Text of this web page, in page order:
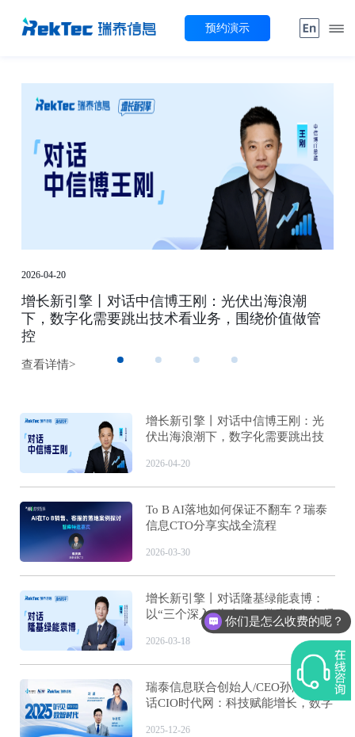
预约演示
2026-04-20
增长新引擎丨对话中信博王刚：光伏出海浪潮
下，数字化需要跳出技术看业务，围绕价值做管
控
查看详情>
增长新引擎丨对话中信博王刚：光
伏出海浪潮下，数字化需要跳出技
2026-04-20
To B AI落地如何保证不翻车？瑞泰
信息CTO分享实战全流程
2026-03-30
增长新引擎丨对话隆基绿能袁博：
以“三个深入”为支点，数字化如何撬
动32GW分布式市场
2026-03-18
瑞泰信息联合创始人/CEO孙海东对
话CIO时代网：科技赋能增长，数字
2025-12-26
你们是怎么收费的呢？